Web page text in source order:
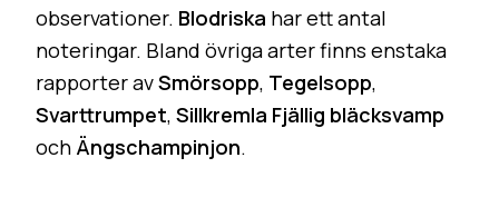
observationer. Blodriska har ett antal
noteringar. Bland övriga arter finns enstaka
rapporter avSmörsopp, Tegelsopp,
Svarttrumpet, Sillkremla Fjällig bläcksvamp
och Ängschampinjon.